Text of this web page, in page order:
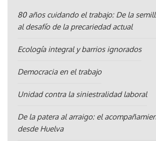
80 años cuidando el trabajo: De la
al desafío de la precariedad actual
Ecología integral y barrios ignorados
Democracia en el trabajo
Unidad contra la siniestralidad laboral
De la patera al arraigo: el
desde Huelva